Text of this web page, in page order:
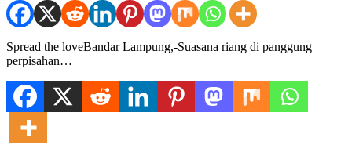
Spread the loveBandar Lampung,-Suasana riang di panggung
perpisahan…